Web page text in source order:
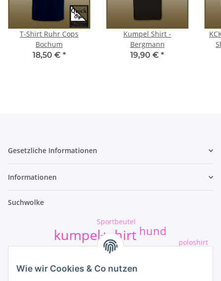
Wie wir Cookies & Co nutzen
T-Shirt Ruhr Cops
Bochum
18,50 € *
Kumpel Shirt -
Bergmann
19,90 € *
Gesetzliche Informationen
Informationen
Suchwolke
t-shirt-druck
kumpel+shirt hund
Sportbeutel
poloshirt